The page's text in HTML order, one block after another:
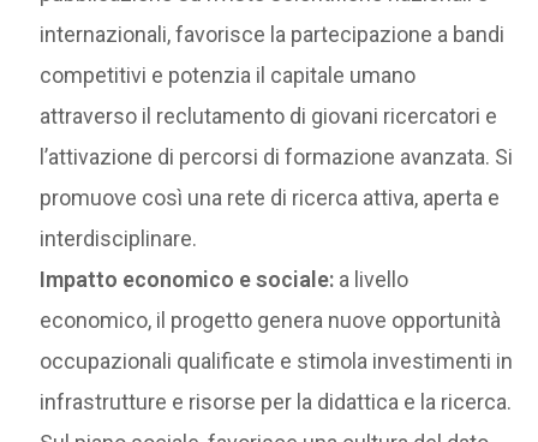
internazionali, favorisce la partecipazione a bandi
competitivi e potenzia il capitale umano
attraverso il reclutamento di giovani ricercatori e
l’attivazione di percorsi di formazione avanzata. Si
promuove così una rete di ricerca attiva, aperta e
interdisciplinare.
Impatto economico e sociale: a livello
economico, il progetto genera nuove opportunità
occupazionali qualificate e stimola investimenti in
infrastrutture e risorse per la didattica e la ricerca.